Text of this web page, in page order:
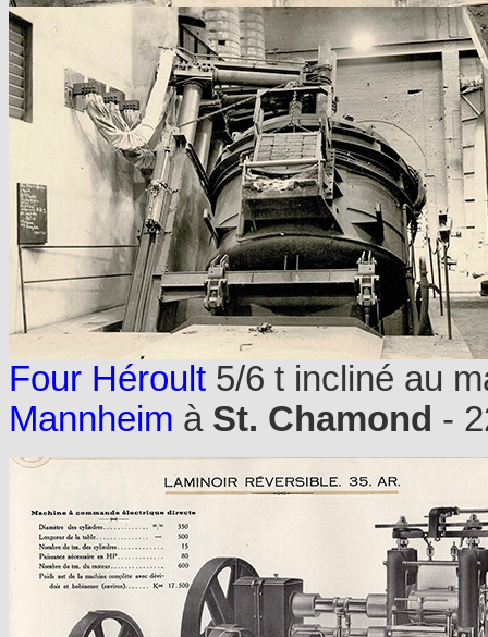
Four Héroult 5/6 t incliné au
Mannheim à St. Chamond -